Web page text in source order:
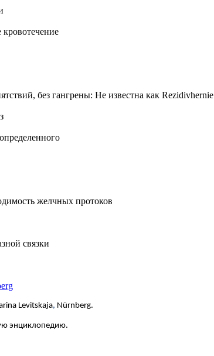
без гангрены: Не известна как Rezidivhernie
желчных протоков
связки
Levitskaja, Nürnberg.
энциклопедию.